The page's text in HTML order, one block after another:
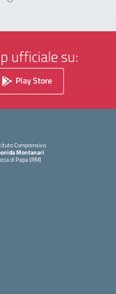
ufficiale su:
Play Store
Comprensivo
Montanari
di Papa (RM)
Visita la pagina iniziale della scuola